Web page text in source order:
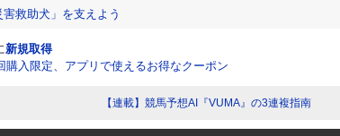
救助犬」を支えよう
新規取得
購入限定、アプリで使えるお得なクーポン
【連載】競馬予想AI『VUMA』の3連複指南